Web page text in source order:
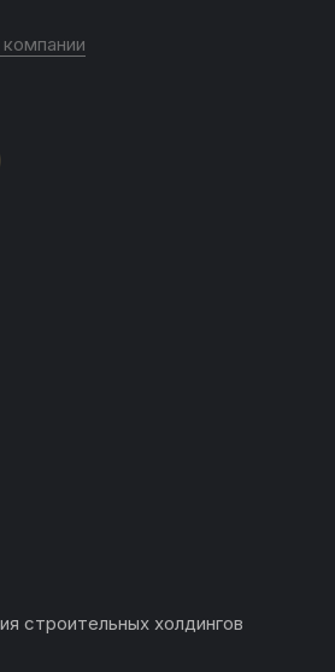
строительных холдингов